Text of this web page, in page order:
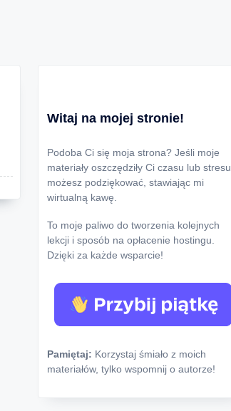
Witaj na mojej stronie!
Podoba Ci się moja strona? Jeśli moje
materiały oszczędziły Ci czasu lub stresu,
możesz podziękować, stawiając mi
wirtualną kawę.
To moje paliwo do tworzenia kolejnych
lekcji i sposób na opłacenie hostingu.
Dzięki za każde wsparcie!
Pamiętaj: Korzystaj śmiało z moich
materiałów, tylko wspomnij o autorze!